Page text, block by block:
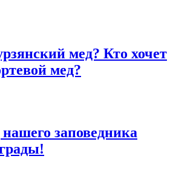
мед? Кто хочет
мед?
заповедника